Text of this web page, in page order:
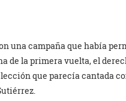
una campaña que había
de la primera vuelta, el
que parecía cantada